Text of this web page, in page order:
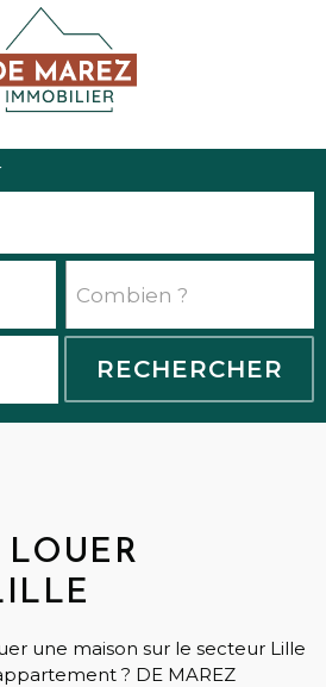
une maison sur le secteur Lille
? DE MAREZ